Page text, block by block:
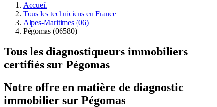
Accueil
Tous les techniciens en France
Alpes-Maritimes (06)
Pégomas (06580)
Tous les diagnostiqueurs immobiliers
certifiés sur Pégomas
Notre offre en matière de diagnostic
immobilier sur Pégomas